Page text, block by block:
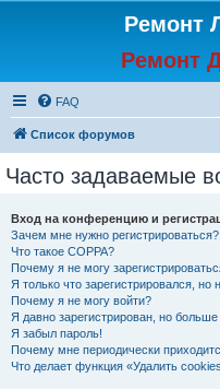
Ремонт
Ремонт
FAQ
Список форумов
Часто задаваемые
Вход на конференцию и
Зачем мне нужно регистрироваться?
Что такое COPPA?
Почему я не могу
Я только что зарегистрировался, но
Почему я не могу войти?
Я давно зарегистрирован, но больше
Я забыл пароль!
Почему мне периодически
Что делает функция «Удалить